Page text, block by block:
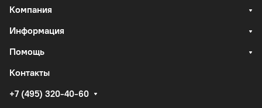
Компания
Информация
Помощь
Контакты
+7 (495) 320-40-60